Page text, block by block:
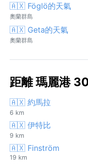
🇦🇽 Föglö的天氣
奧蘭群島
🇦🇽 Geta的天氣
奧蘭群島
距離 瑪麗港
🇦🇽 約馬拉
6 km
🇦🇽 伊特比
9 km
🇦🇽 Finström
19 km